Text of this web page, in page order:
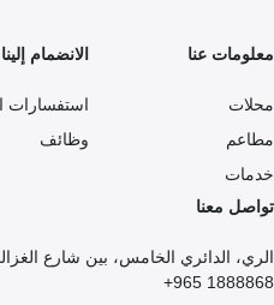
معلومات عنا
محلات
مطاعم
خدمات
الانضمام إلينا
استفسارات
وظائف
تواصل معنا
الري، الدائري الخامس، بين شارع
1888868 965+